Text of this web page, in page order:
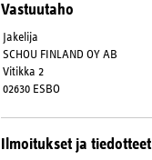
Vastuutaho
Jakelija
SCHOU FINLAND OY AB
Vitikka 2
02630 ESBO
Ilmoitukset ja tiedotteet